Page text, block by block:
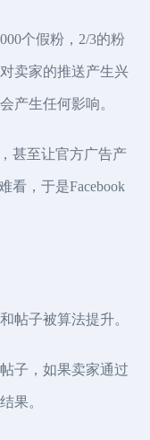
个假粉，2/3的粉
卖家的推送产生兴
产生任何影响。
甚至让官方广告产
看，于是Facebook
帖子被算法提升。
子，如果卖家通过
果。